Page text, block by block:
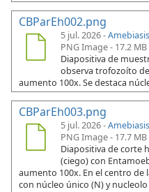
CBParEh002.png
5 jul. 2026 -Amebiasis
PNG Image - 17.2 MB
Diapositiva de
observa trofozoíto
aumento 100x. Se destaca
CBParEh003.png
5 jul. 2026 -Amebiasis
PNG Image - 17.7 MB
Diapositiva de corte
(ciego) con
aumento 100x. En el centro
con núcleo único (N) y